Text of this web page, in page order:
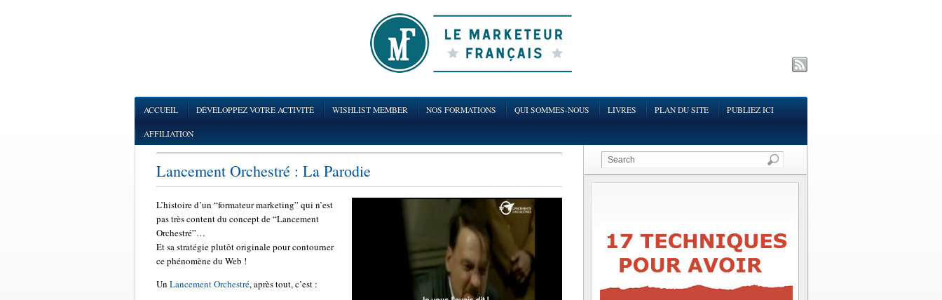
ACCUEIL DÉVELOPPEZ VOTRE ACTIVITÉ WISHLIST MEMBER NOS FORMATIONS QUI SOMMES-NOUS LIVRES PLAN DU SITE PUBLIEZ ICI
AFFILIATION
Lancement Orchestré : La Parodie
L’histoire d’un “formateur marketing” qui n’est
pas très content du concept de “Lancement
Orchestré”…
Et sa stratégie plutôt originale pour contourner
ce phénomène du Web !
Un Lancement Orchestré, après tout, c’est :